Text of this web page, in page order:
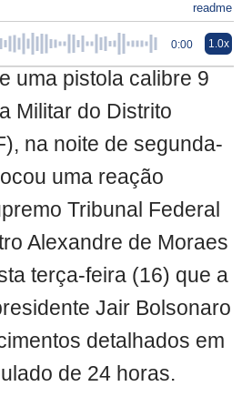
readme
0:00 1.0x
uma pistola calibre 9
Militar do Distrito
na noite de segunda-
uma reação
Tribunal Federal
Alexandre de Moraes
terça-feira (16) que a
Jair Bolsonaro
detalhados em
de 24 horas.